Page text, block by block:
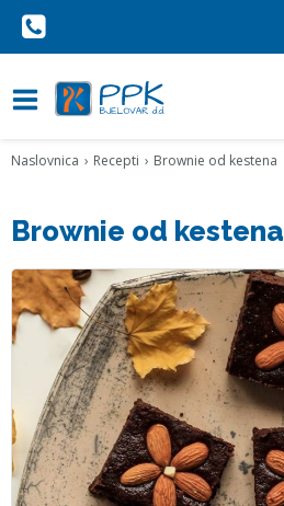
Naslovnica Recepti Brownie od kestena
Brownie od kestena